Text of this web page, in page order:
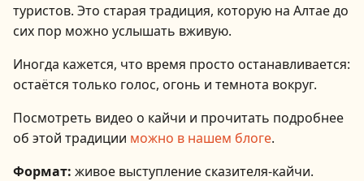
туристов. Это старая традиция, которую на Алтае до
сих пор можно услышать вживую.
Иногда кажется, что время просто останавливается:
остаётся только голос, огонь и темнота вокруг.
Посмотреть видео о кайчи и прочитать подробнее
об этой традиции можно в нашем блоге.
Формат: живое выступление сказителя-кайчи.